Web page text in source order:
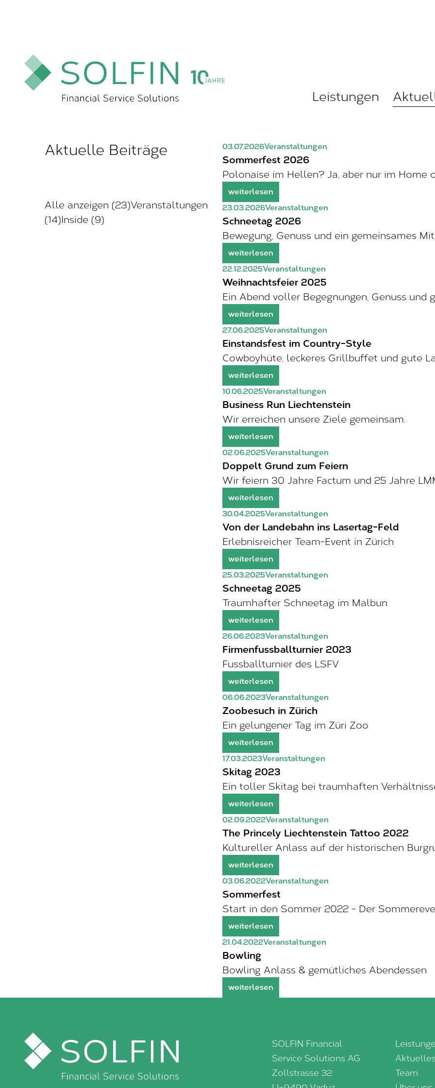
Leistungen
Aktuelle Beiträge
Alle anzeigen (23)Veranstaltungen
(14)Inside (9)
03.07.2026Veranstaltungen
Sommerfest 2026
Polonaise im Hellen? Ja, aber nur im Home
weiterlesen
23.03.2026Veranstaltungen
Schneetag 2026
Bewegung, Genuss und ein gemeinsames
weiterlesen
22.12.2025Veranstaltungen
Weihnachtsfeier 2025
Ein Abend voller Begegnungen, Genuss und
weiterlesen
27.06.2025Veranstaltungen
Einstandsfest im Country-Style
Cowboyhüte, leckeres Grillbuffet und gute
weiterlesen
10.06.2025Veranstaltungen
Business Run Liechtenstein
Wir erreichen unsere Ziele gemeinsam.
weiterlesen
02.06.2025Veranstaltungen
Doppelt Grund zum Feiern
Wir feiern 30 Jahre Factum und 25 Jahre
weiterlesen
30.04.2025Veranstaltungen
Von der Landebahn ins Lasertag-Feld
Erlebnisreicher Team-Event in Zürich
weiterlesen
25.03.2025Veranstaltungen
Schneetag 2025
Traumhafter Schneetag im Malbun
weiterlesen
26.06.2023Veranstaltungen
Firmenfussballturnier 2023
Fussballturnier des LSFV
weiterlesen
06.06.2023Veranstaltungen
Zoobesuch in Zürich
Ein gelungener Tag im Züri Zoo
weiterlesen
17.03.2023Veranstaltungen
Skitag 2023
Ein toller Skitag bei traumhaften
weiterlesen
02.09.2022Veranstaltungen
The Princely Liechtenstein Tattoo 2022
Kultureller Anlass auf der historischen
weiterlesen
03.06.2022Veranstaltungen
Sommerfest
Start in den Sommer 2022 - Der
weiterlesen
21.04.2022Veranstaltungen
Bowling
Bowling Anlass & gemütliches Abendessen
weiterlesen
SOLFIN Financial
Service Solutions AG
Zollstrasse 32
Team